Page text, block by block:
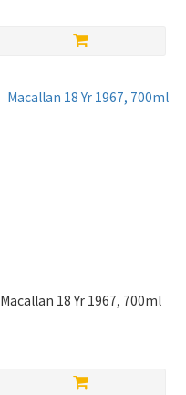
Macallan 18 Yr 1967, 700ml